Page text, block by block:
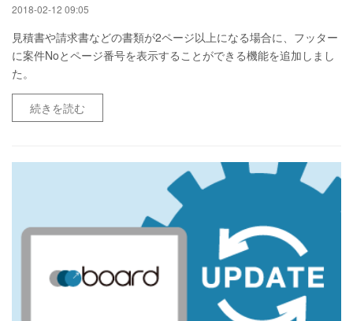
2018-02-12 09:05
見積書や請求書などの書類が2ページ以上になる場合に、フッター
に案件Noとページ番号を表示することができる機能を追加しまし
た。
続きを読む